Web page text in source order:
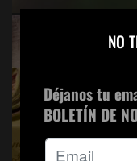
NO
Déjanos tu
BOLETÍN DE